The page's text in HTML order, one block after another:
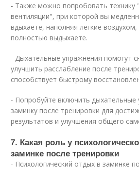
- Также можно попробовать технику
вентиляции", при которой вы
вдыхаете, наполняя легкие
полностью выдыхаете.
- Дыхательные упражнения помогут
улучшить расслабление после
способствует быстрому
- Попробуйте включить дыхательные
заминку после тренировки для
результатов и улучшения общего
7. Какая роль у
заминке после тренировки
- Психологический отдых в заминке